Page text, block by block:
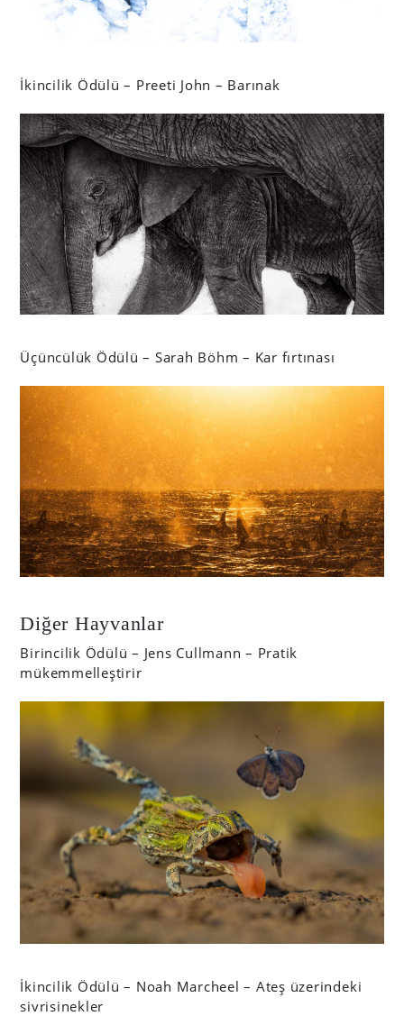
İkincilik Ödülü – Preeti John – Barınak
Üçüncülük Ödülü – Sarah Böhm – Kar fırtınası
Diğer Hayvanlar
Birincilik Ödülü – Jens Cullmann – Pratik
mükemmelleştirir
İkincilik Ödülü – Noah Marcheel – Ateş üzerindeki
sivrisinekler